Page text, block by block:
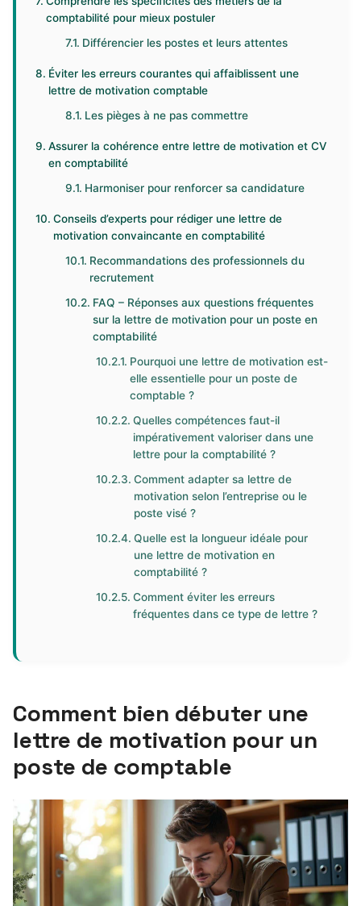
comptabilité pour mieux postuler
Différencier les postes et leurs attentes
Éviter les erreurs courantes qui affaiblissent une
lettre de motivation comptable
Les pièges à ne pas commettre
Assurer la cohérence entre lettre de motivation et CV
en comptabilité
Harmoniser pour renforcer sa candidature
Conseils d’experts pour rédiger une lettre de
motivation convaincante en comptabilité
Recommandations des professionnels du
recrutement
FAQ – Réponses aux questions fréquentes
sur la lettre de motivation pour un poste en
comptabilité
Pourquoi une lettre de motivation est-
elle essentielle pour un poste de
comptable ?
Quelles compétences faut-il
impérativement valoriser dans une
lettre pour la comptabilité ?
Comment adapter sa lettre de
motivation selon l’entreprise ou le
poste visé ?
Quelle est la longueur idéale pour
une lettre de motivation en
comptabilité ?
Comment éviter les erreurs
fréquentes dans ce type de lettre ?
Comment bien débuter une
lettre de motivation pour un
poste de comptable